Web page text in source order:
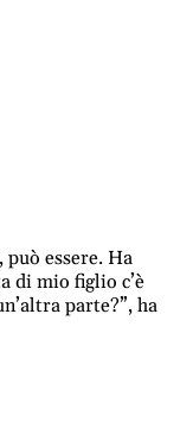
può essere. Ha
di mio figlio c’è
parte?”, ha